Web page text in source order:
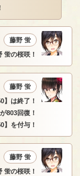
藤野 蛍
蛍の桜咲！
藤野 蛍
は終了！
803回復！
】を付与！
藤野 蛍
蛍の桜咲！